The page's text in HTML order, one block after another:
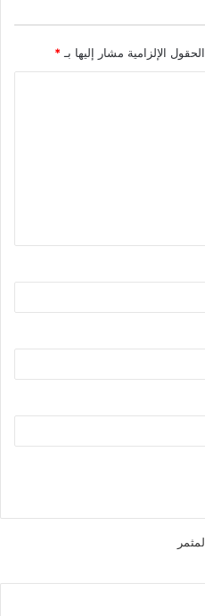
الحقول الإلزامية مشار إليها بـ *